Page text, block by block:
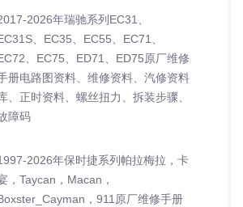
2026年瑞驰系列EC31、
、EC35、EC55、EC71、
、EC75、ED71、ED75原厂维修
册电路图资料、维修资料、汽修资料
、正时资料、螺丝扭力、拆装步骤、
障码
2026年保时捷系列帕拉梅拉，卡
，Taycan，Macan，
，911原厂维修手册